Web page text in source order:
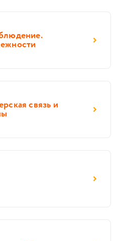
связь и